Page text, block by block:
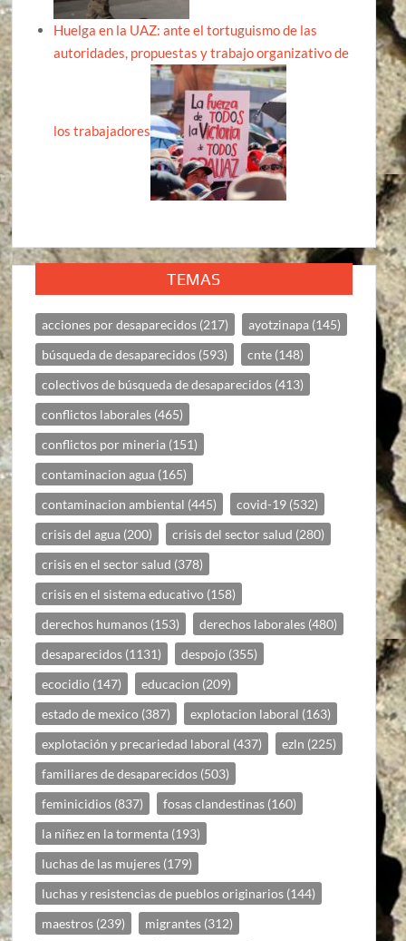
Huelga en la UAZ: ante el tortuguismo de las
autoridades, propuestas y trabajo organizativo de
los trabajadores
TEMAS
acciones por desaparecidos (217) ayotzinapa (145)
búsqueda de desaparecidos (593) cnte (148)
colectivos de búsqueda de desaparecidos (413)
conflictos laborales (465)
conflictos por mineria (151)
contaminacion agua (165)
contaminacion ambiental (445) covid-19 (532)
crisis del agua (200) crisis del sector salud (280)
crisis en el sector salud (378)
crisis en el sistema educativo (158)
derechos humanos (153) derechos laborales (480)
desaparecidos (1131) despojo (355)
ecocidio (147) educacion (209)
estado de mexico (387) explotacion laboral (163)
explotación y precariedad laboral (437) ezln (225)
familiares de desaparecidos (503)
feminicidios (837) fosas clandestinas (160)
la niñez en la tormenta (193)
luchas de las mujeres (179)
luchas y resistencias de pueblos originarios (144)
maestros (239) migrantes (312)